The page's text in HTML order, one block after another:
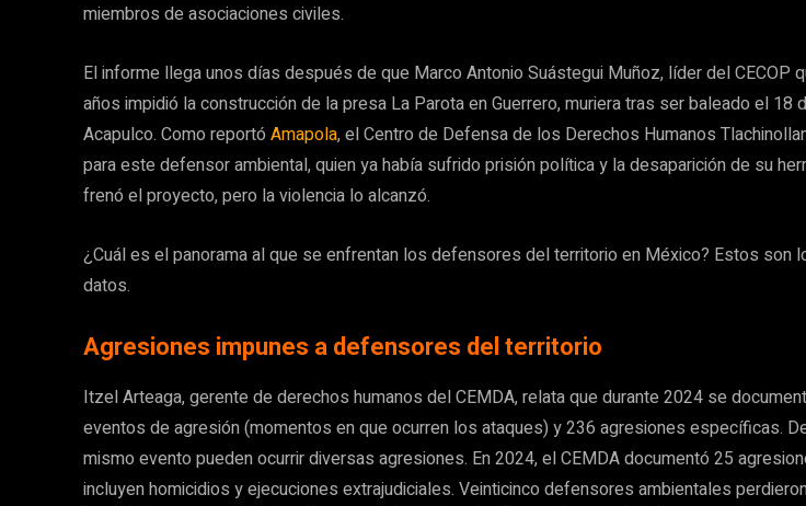
miembros de asociaciones civiles.
El informe llega unos días después de que Marco Antonio Suástegui Muñoz, líder del CECOP
años impidió la construcción de la presa La Parota en Guerrero, muriera tras ser baleado el 18
Acapulco. Como reportó Amapola, el Centro de Defensa de los Derechos Humanos
para este defensor ambiental, quien ya había sufrido prisión política y la desaparición de su
frenó el proyecto, pero la violencia lo alcanzó.
¿Cuál es el panorama al que se enfrentan los defensores del territorio en México? Estos son
datos.
Agresiones impunes a defensores del territorio
Itzel Arteaga, gerente de derechos humanos del CEMDA, relata que durante 2024 se
eventos de agresión (momentos en que ocurren los ataques) y 236 agresiones específicas.
mismo evento pueden ocurrir diversas agresiones. En 2024, el CEMDA documentó 25
incluyen homicidios y ejecuciones extrajudiciales. Veinticinco defensores ambientales